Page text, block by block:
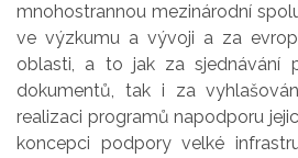
mnohostrannou mezinárodní
ve výzkumu a vývoji a za
oblasti, a to jak zasjednávání
dokumentů, tak i zavyhlašov
realizaci programů napodporu
koncepci podpory velké